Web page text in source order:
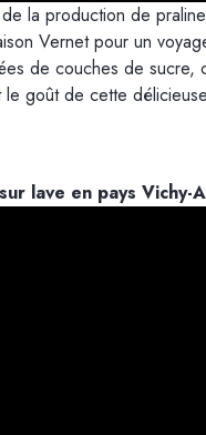
la production de
Vernet pour un
de couches de sucre,
le goût de cette
lave en pays Vichy-